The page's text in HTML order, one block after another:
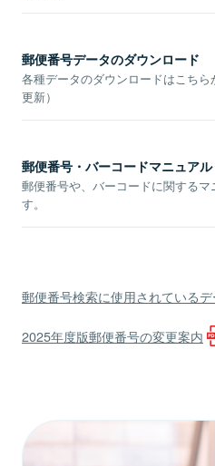
郵便番号データのダウンロード
各種データのダウンロードはこちら
更新）
郵便番号・バーコードマニュアル
郵便番号や、バーコードに関するマ
す。
郵便番号検索に使用されている
2025年度版郵便番号の変更案内